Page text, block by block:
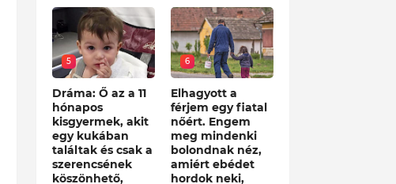
5
Dráma: Ő az a 11
hónapos
kisgyermek, akit
egy kukában
találtak és csak a
szerencsének
köszönhető,
6
Elhagyott a
férjem egy fiatal
nőért. Engem
meg mindenki
bolondnak néz,
amiért ebédet
hordok neki,